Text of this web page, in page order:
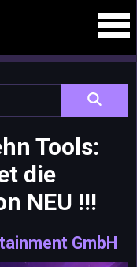
Tools:
die
NEU !!!
GmbH